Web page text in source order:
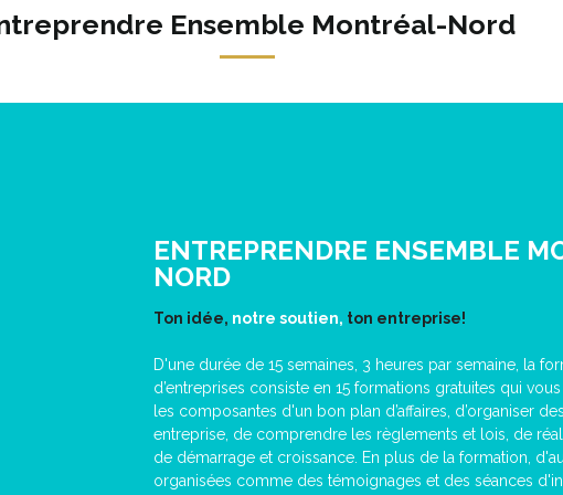
Ensemble Montréal-Nord
ENTREPRENDRE ENSEMBLE
NORD
Ton idée, notre soutien, ton entreprise!
D'une durée de 15 semaines, 3 heures par semaine, la
d’entreprises consiste en 15 formations gratuites qui
les composantes d'un bon plan d’affaires, d’organiser
entreprise, de comprendre les règlements et lois, de
de démarrage et croissance. En plus de la formation,
organisées comme des témoignages et des séances